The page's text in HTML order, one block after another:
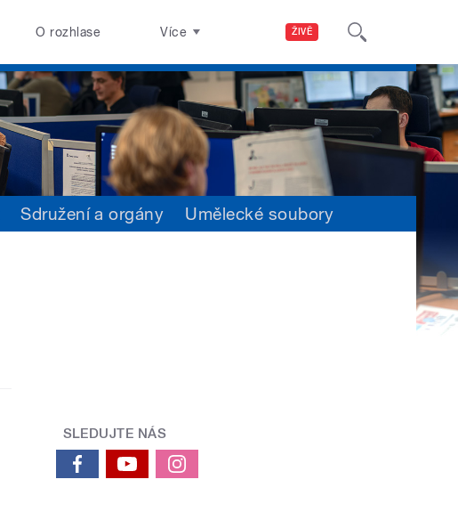
ŽIVĚ
O rozhlase Více
Sdružení a orgány Umělecké soubory
SLEDUJTE NÁS